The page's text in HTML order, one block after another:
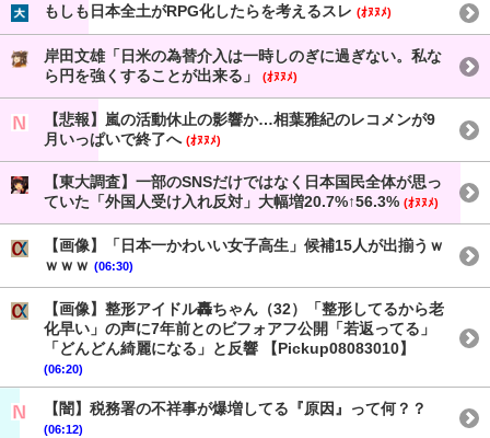
もしも日本全土がRPG化したらを考えるスレ (ｵﾇﾇﾒ)
岸田文雄「日米の為替介入は一時しのぎに過ぎない。私な
ら円を強くすることが出来る」
(ｵﾇﾇﾒ)
【悲報】嵐の活動休止の影響か…相葉雅紀のレコメンが9
月いっぱいで終了へ (ｵﾇﾇﾒ)
【東大調査】一部のSNSだけではなく日本国民全体が思っ
ていた「外国人受け入れ反対」大幅増20.7%↑56.3% (ｵﾇﾇﾒ)
【画像】「日本一かわいい女子高生」候補15人が出揃うｗ
ｗｗｗ (06:30)
【画像】整形アイドル轟ちゃん（32）「整形してるから老
化早い」の声に7年前とのビフォアフ公開「若返ってる」
「どんどん綺麗になる」と反響 【Pickup08083010】
(06:20)
【闇】税務署の不祥事が爆増してる『原因』って何？？
(06:12)